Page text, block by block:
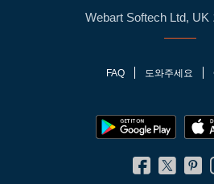
Webart Softech Ltd, UK
FAQ 도와주세요